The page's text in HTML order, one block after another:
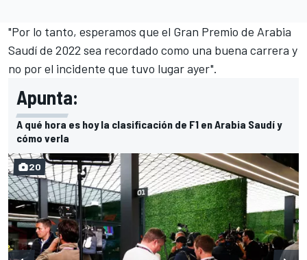
"Por lo tanto, esperamos que el Gran Premio de Arabia
Saudí de 2022 sea recordado como una buena carrera y
no por el incidente que tuvo lugar ayer".
Apunta:
A qué hora es hoy la clasificación de F1 en Arabia Saudí y
cómo verla
20